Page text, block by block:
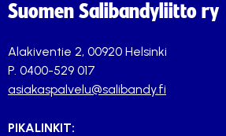
Suomen Salibandyliitto ry
Alakiventie 2, 00920 Helsinki
P. 0400-529 017
asiakaspalvelu@salibandy.fi
PIKALINKIT: